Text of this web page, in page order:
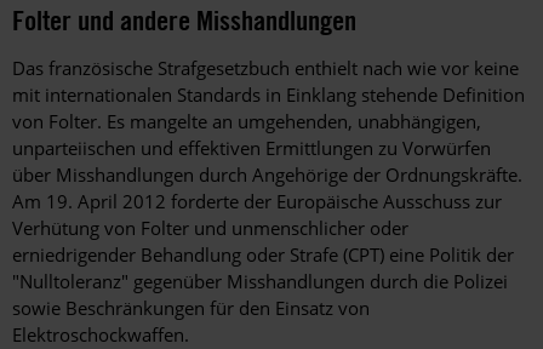
Folter und andere Misshandlungen
Das französische Strafgesetzbuch enthielt nach wie vor keine
mit internationalen Standards in Einklang stehende Definition
von Folter. Es mangelte an umgehenden, unabhängigen,
unparteiischen und effektiven Ermittlungen zu Vorwürfen
über Misshandlungen durch Angehörige der Ordnungskräfte.
Am 19. April 2012 forderte der Europäische Ausschuss zur
Verhütung von Folter und unmenschlicher oder
erniedrigender Behandlung oder Strafe (CPT) eine Politik der
"Nulltoleranz" gegenüber Misshandlungen durch die Polizei
sowie Beschränkungen für den Einsatz von
Elektroschockwaffen.